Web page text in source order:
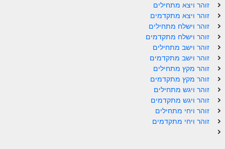
הזוהר הקדוש פרשת בהר למתחילים
הזוהר הקדוש פרשת בהר – מתקדמים
זוהר בחוקותי למתחילים
זוהר הקדוש בחוקותי למתקדמים
ספר הזוהר – במדבר
זוהר במדבר מתחילים
זוהר נשא למתחילים
זוהר ויצא מתחילים
זוהר ויצא מתקדמים
זוהר וישלח מתחילים
זוהר וישלח מתקדמים
זוהר וישב מתחילים
זוהר וישב מתקדמים
זוהר מקץ מתחילים
זוהר מקץ מתקדמים
זוהר ויגש מתחילים
זוהר ויגש מתקדמים
זוהר ויחי מתחילים
זוהר ויחי מתקדמים